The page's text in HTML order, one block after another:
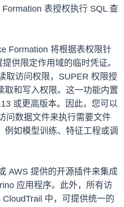
表授权执行 SQL 查
Formation 将根据表权限针
供限定作用域的临时凭证。
取访问权限，SUPER 权限授
取和写入权限。这一功能内置
或更高版本。因此，您可以
问数据文件来执行需要文件
例如模型训练、特征工程或调
AWS 提供的开源插件来集成
应用程序。此外，所有访
中，可提供统一的